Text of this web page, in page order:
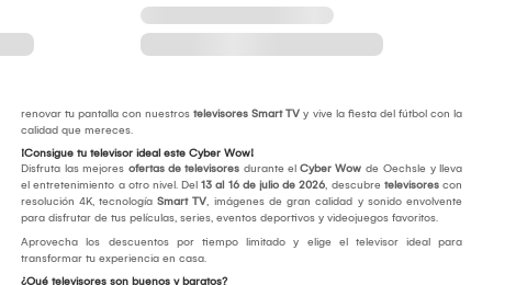
renovar tu pantalla con nuestrostelevisores Smart TV y vive la fiesta del fútbol con la
calidad que mereces.
¡Consigue tu televisor ideal este Cyber Wow!
Disfruta las mejores ofertas de televisores durante elCyber Wow de Oechsle y lleva
el entretenimiento a otro nivel. Del13 al 16 de julio de 2026, descubretelevisores con
resolución 4K, tecnologíaSmart TV, imágenes de gran calidad y sonido envolvente
para disfrutar de tus películas, series, eventos deportivos y videojuegos favoritos.
Aprovecha los descuentos por tiempo limitado y elige el televisor ideal para
transformar tu experiencia en casa.
¿Qué televisores son buenos y baratos?